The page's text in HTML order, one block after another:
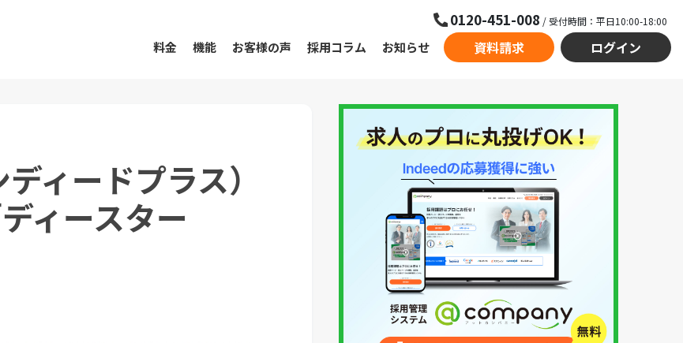
料金 機能 お客様の声 採用コラム お知らせ 資料請求 ログイン
0120-451-008 / 受付時間：平日10:00-18:00
ィードプラス）
ィースター